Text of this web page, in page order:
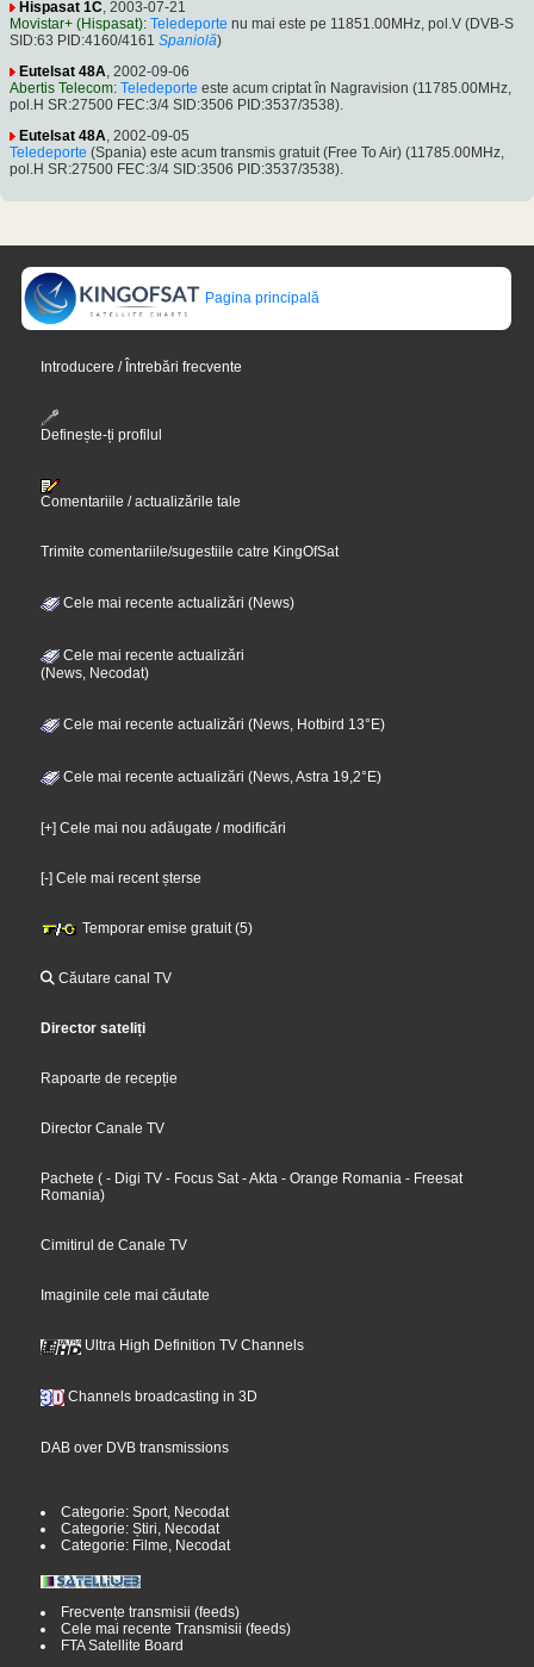
Hispasat 1C , 2003-07-21
Movistar+ (Hispasat): Teledeporte nu mai este pe 11851.00MHz, pol.V (DVB-S
SID:63 PID:4160/4161 Spaniolă)
Eutelsat 48A , 2002-09-06
Abertis Telecom: Teledeporte este acum criptat în Nagravision (11785.00MHz,
pol.H SR:27500 FEC:3/4 SID:3506 PID:3537/3538).
Eutelsat 48A , 2002-09-05
Teledeporte (Spania) este acum transmis gratuit (Free To Air) (11785.00MHz,
pol.H SR:27500 FEC:3/4 SID:3506 PID:3537/3538).
Pagina principală
Introducere / Întrebări frecvente
Definește-ți profilul
Comentariile / actualizările tale
Trimite comentariile/sugestiile catre KingOfSat
Cele mai recente actualizări (News)
Cele mai recente actualizări
(News, Necodat)
Cele mai recente actualizări (News, Hotbird 13°E)
Cele mai recente actualizări (News, Astra 19,2°E)
[+] Cele mai nou adăugate / modificări
[-] Cele mai recent șterse
Temporar emise gratuit (5)
Căutare canal TV
Director sateliți
Rapoarte de recepție
Director Canale TV
Pachete (- Digi TV - Focus Sat- Akta - Orange Romania - Freesat
Romania)
Cimitirul de Canale TV
Imaginile cele mai căutate
Ultra High Definition TV Channels
Channels broadcasting in 3D
DAB over DVB transmissions
Categorie: Sport, Necodat
Categorie: Știri, Necodat
Categorie: Filme, Necodat
Frecvențe transmisii (feeds)
Cele mai recente Transmisii (feeds)
FTA Satellite Board